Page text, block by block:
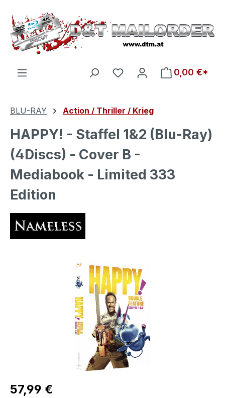
Zum Hauptinhalt springen
Du hast 0 Produkte auf
0,00 €*
BLU-RAY Action / Thriller / Krieg
HAPPY! - Staffel 1&2 (Blu-Ray)
(4Discs) - Cover B -
Mediabook - Limited 333
Edition
Bildergalerie überspringen
Regulärer Preis:
57,99 €